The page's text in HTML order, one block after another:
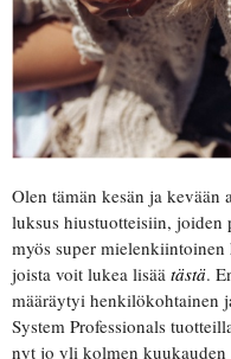
Olen tämän kesän ja kevään
luksus hiustuotteisiin, joiden
myös super
joista voit lukea lisää tästä.
määräytyi henkilökohtainen
System Professionals
nyt jo yli kolmen kuukauden